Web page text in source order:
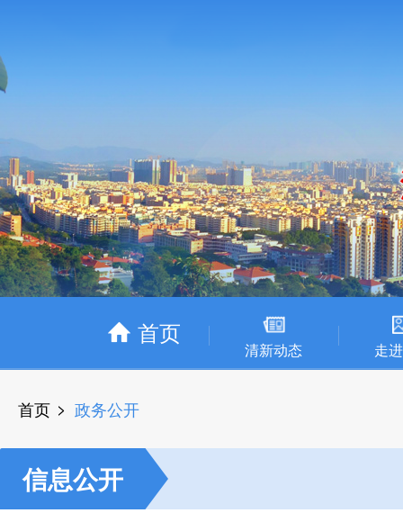
首页
清新动态 走
首页 政务公开
信息公开